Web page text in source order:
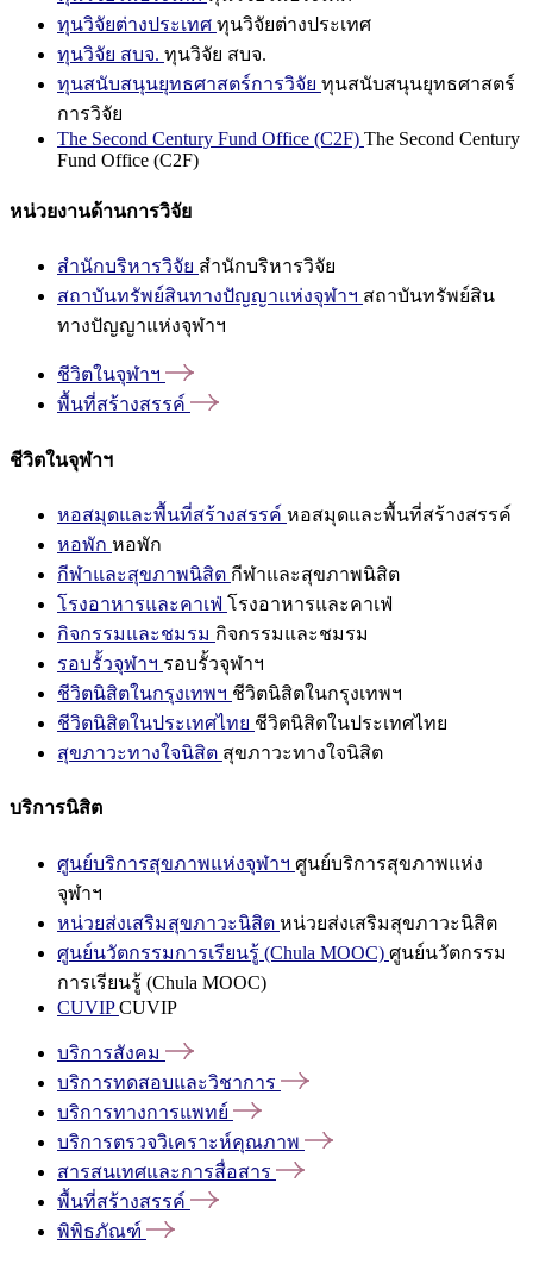
ทุนวิจัยต่างประเทศ ทุนวิจัยต่างประเทศ
ทุนวิจัย สบจ. ทุนวิจัย สบจ.
ทุนสนับสนุนยุทธศาสตร์การวิจัย ทุนสนับสนุนยุทธศาสตร์
การวิจัย
The Second Century Fund Office (C2F) The Second Century
Fund Office (C2F)
หน่วยงานด้านการวิจัย
สำนักบริหารวิจัย สำนักบริหารวิจัย
สถาบันทรัพย์สินทางปัญญาแห่งจุฬาฯ สถาบันทรัพย์สิน
ทางปัญญาแห่งจุฬาฯ
ชีวิตในจุฬาฯ
พื้นที่สร้างสรรค์
ชีวิตในจุฬาฯ
หอสมุดและพื้นที่สร้างสรรค์ หอสมุดและพื้นที่สร้างสรรค์
หอพัก หอพัก
กีฬาและสุขภาพนิสิต กีฬาและสุขภาพนิสิต
โรงอาหารและคาเฟ่ โรงอาหารและคาเฟ่
กิจกรรมและชมรม กิจกรรมและชมรม
รอบรั้วจุฬาฯ รอบรั้วจุฬาฯ
ชีวิตนิสิตในกรุงเทพฯ ชีวิตนิสิตในกรุงเทพฯ
ชีวิตนิสิตในประเทศไทย ชีวิตนิสิตในประเทศไทย
สุขภาวะทางใจนิสิต สุขภาวะทางใจนิสิต
บริการนิสิต
ศูนย์บริการสุขภาพแห่งจุฬาฯ ศูนย์บริการสุขภาพแห่ง
จุฬาฯ
หน่วยส่งเสริมสุขภาวะนิสิต หน่วยส่งเสริมสุขภาวะนิสิต
ศูนย์นวัตกรรมการเรียนรู้ (Chula MOOC) ศูนย์นวัตกรรม
การเรียนรู้ (Chula MOOC)
CUVIPCUVIP
บริการสังคม
บริการทดสอบและวิชาการ
บริการทางการแพทย์
บริการตรวจวิเคราะห์คุณภาพ
สารสนเทศและการสื่อสาร
พื้นที่สร้างสรรค์
พิพิธภัณฑ์